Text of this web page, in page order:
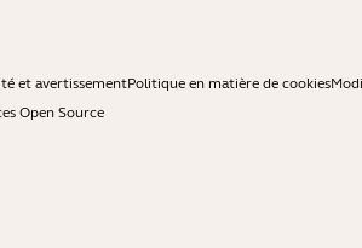
et avertissementPolitique en matière de cookies
Open Source